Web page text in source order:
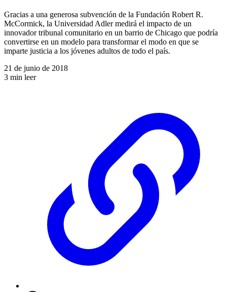
Gracias a una generosa subvención de la Fundación Robert R.
McCormick, la Universidad Adler medirá el impacto de un
innovador tribunal comunitario en un barrio de Chicago que podría
convertirse en un modelo para transformar el modo en que se
imparte justicia a los jóvenes adultos de todo el país.
21 de junio de 2018
3 min leer